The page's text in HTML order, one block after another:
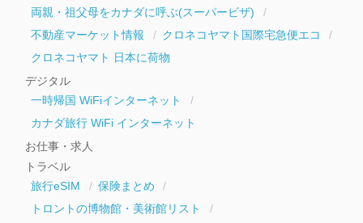
両親・祖父母をカナダに呼ぶ(スーパービザ)
不動産マーケット情報
クロネコヤマト国際宅急便エコ
クロネコヤマト 日本に荷物
デジタル
一時帰国 WiFiインターネット
カナダ旅行 WiFi インターネット
お仕事・求人
トラベル
旅行eSIM
保険まとめ
トロントの博物館・美術館リスト